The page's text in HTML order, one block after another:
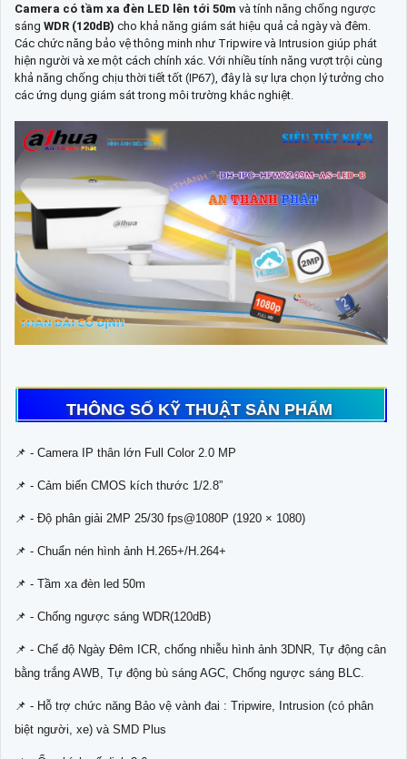
Camera có tầm xa đèn LED lên tới 50m và tính năng chống ngược
sáng WDR (120dB) cho khả năng giám sát hiệu quả cả ngày và đêm.
Các chức năng bảo vệ thông minh như Tripwire và Intrusion giúp phát
hiện người và xe một cách chính xác. Với nhiều tính năng vượt trội cùng
khả năng chống chịu thời tiết tốt (IP67), đây là sự lựa chọn lý tưởng cho
các ứng dụng giám sát trong môi trường khắc nghiệt.
THÔNG SỐ KỸ THUẬT SẢN PHẨM
📌 - Camera IP thân lớn Full Color 2.0 MP
📌 - Cảm biến CMOS kích thước 1/2.8”
📌 - Độ phân giải 2MP 25/30 fps@1080P (1920 × 1080)
📌 - Chuẩn nén hình ảnh H.265+/H.264+
📌 - Tầm xa đèn led 50m
📌 - Chống ngược sáng WDR(120dB)
📌 - Chế độ Ngày Đêm ICR, chống nhiễu hình ảnh 3DNR, Tự động cân
bằng trắng AWB, Tự động bù sáng AGC, Chống ngược sáng BLC.
📌 - Hỗ trợ chức năng Bảo vệ vành đai : Tripwire, Intrusion (có phân
biệt người, xe) và SMD Plus